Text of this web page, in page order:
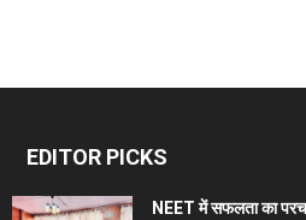
EDITOR PICKS
NEET में सफलता का परचम,